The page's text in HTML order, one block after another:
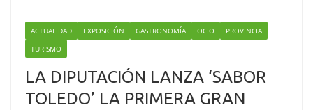
ACTUALIDAD EXPOSICIÓN GASTRONOMÍA OCIO
PROVINCIA
TURISMO
LA DIPUTACIÓN LANZA ‘SABOR
TOLEDO’ LA PRIMERA GRAN